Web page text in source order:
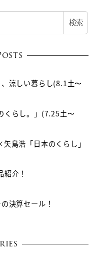
検索
涼しい暮らし(8.1土〜
くらし。」(7.25土〜
島浩「日本のくらし」
紹介！
決算セール！